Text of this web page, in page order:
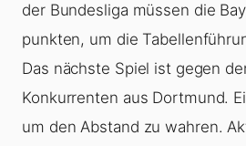
der Bundesliga müssen die
punkten, um die
Das nächste Spiel ist gegen
Konkurrenten aus Dortmund.
um den Abstand zu wahren.